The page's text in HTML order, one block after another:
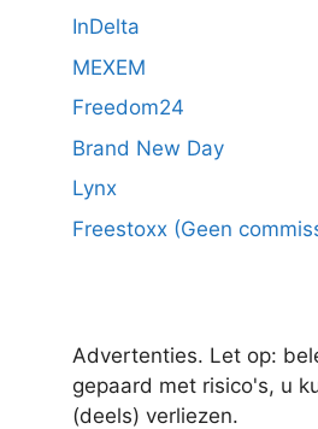
InDelta
MEXEM
Freedom24
Brand New Day
Lynx
Freestoxx (Geen
Advertenties. Let op:
gepaard met risico's, u
(deels) verliezen.